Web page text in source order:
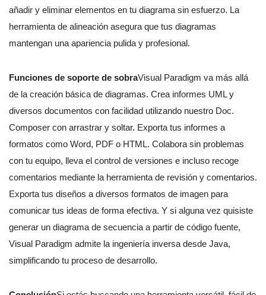
añadir y eliminar elementos en tu diagrama sin esfuerzo. La
herramienta de alineación asegura que tus diagramas
mantengan una apariencia pulida y profesional.
Funciones de soporte de sobraVisual Paradigm va más allá
de la creación básica de diagramas. Crea informes UML y
diversos documentos con facilidad utilizando nuestro Doc.
Composer con arrastrar y soltar. Exporta tus informes a
formatos como Word, PDF o HTML. Colabora sin problemas
con tu equipo, lleva el control de versiones e incluso recoge
comentarios mediante la herramienta de revisión y comentarios.
Exporta tus diseños a diversos formatos de imagen para
comunicar tus ideas de forma efectiva. Y si alguna vez quisiste
generar un diagrama de secuencia a partir de código fuente,
Visual Paradigm admite la ingeniería inversa desde Java,
simplificando tu proceso de desarrollo.